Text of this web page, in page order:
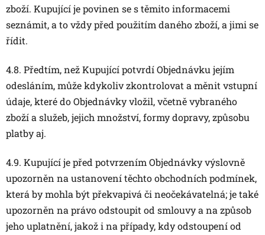
zboží. Kupující je povinen se s těmito informacemi
seznámit, a to vždy před použitím daného zboží, a jimi se
řídit.
4.8. Předtím, než Kupující potvrdí Objednávku jejím
odesláním, může kdykoliv zkontrolovat a měnit vstupní
údaje, které do Objednávky vložil, včetně vybraného
zboží a služeb, jejich množství, formy dopravy, způsobu
platby aj.
4.9. Kupující je před potvrzením Objednávky výslovně
upozorněn na ustanovení těchto obchodních podmínek,
která by mohla být překvapivá či neočekávatelná; je také
upozorněn na právo odstoupit od smlouvy a na způsob
jeho uplatnění, jakož i na případy, kdy odstoupení od